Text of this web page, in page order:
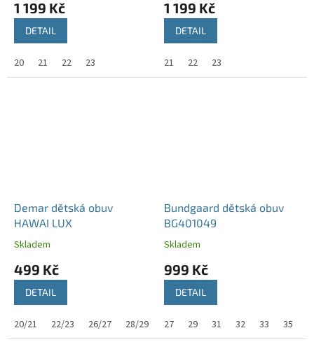
1 199 Kč
DETAIL
20 21 22 23
1 199 Kč
DETAIL
21 22 23
Demar dětská obuv
HAWAI LUX
Skladem
499 Kč
DETAIL
20/21 22/23 26/27 28/29 30/31 32/33
Bundgaard dětská obuv
BG401049
Skladem
999 Kč
DETAIL
27 29 31 32 33 35